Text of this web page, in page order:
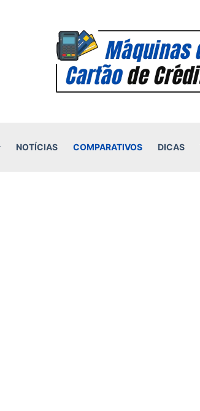
NOTÍCIAS COMPARATIVOS DICAS